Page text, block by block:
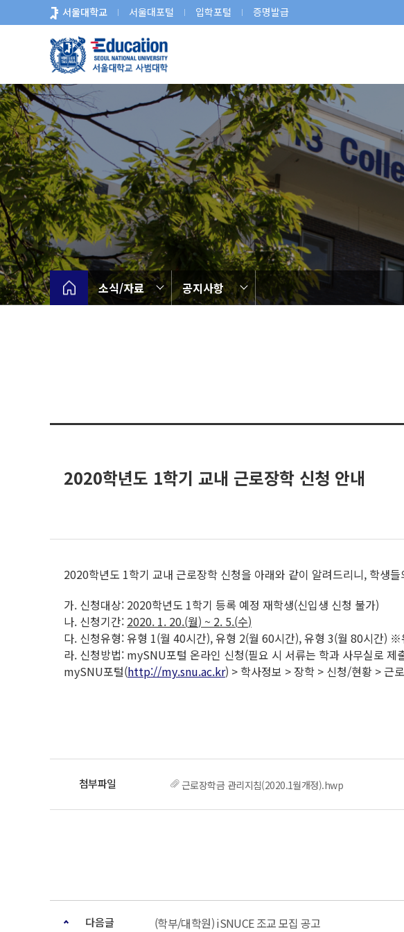
로
뉴
서울대학교 서울대포털 입학포털 증명발급
소식/자료 공지사항
2020학년도 1학기 교내 근로장학 신청 안내
2020학년도 1학기 교내 근로장학 신청을 아래와 같이 알려드리니, 학생
가. 신청대상: 2020학년도 1학기 등록 예정 재학생(신입생 신청 불가)
나. 신청기간: 2020. 1. 20.(월) ~ 2. 5.(수)
다. 신청유형: 유형 1(월 40시간), 유형 2(월 60시간), 유형 3(월 80시간)
라. 신청방법: mySNU포털 온라인 신청(필요 시 서류는 학과 사무실로 제
mySNU포털(http://my.snu.ac.kr) > 학사정보 > 장학 > 신청/현황 > 근
근로장학금 관리지침(2020.1월개정).hwp
다음글 (학부/대학원) iSNUCE 조교 모집 공고